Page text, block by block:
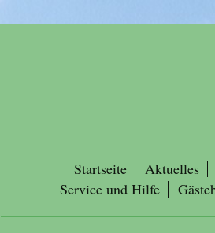
Startseite Aktuelles
Service und Hilfe